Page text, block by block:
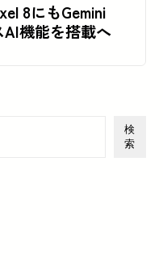
8にもGemini
機能を搭載へ
検
索